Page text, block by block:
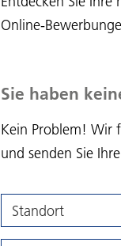
Online-
Sie haben
Kein Problem! Wir
und senden Sie
Standort